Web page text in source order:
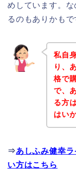
めしています。
るのもありかも
私自
り、
格で
で、
る方
はい
⇒あしふみ健幸
い方はこちら